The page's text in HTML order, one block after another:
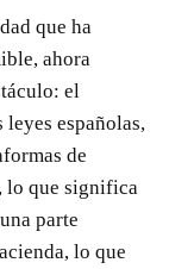
que ha
ahora
el
leyes españolas,
de
lo que significa
parte
lo que